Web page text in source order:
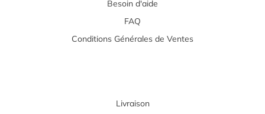
Besoin d'aide
FAQ
Conditions Générales de Ventes
Livraison